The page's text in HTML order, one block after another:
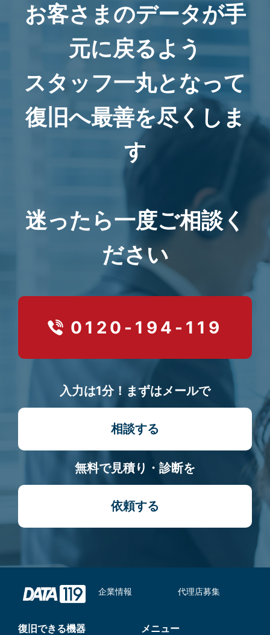
お客さまのデータが手
元に戻るよう
スタッフ一丸となって
復旧へ最善を尽くしま
す
迷ったら一度ご相談く
ださい
0120-194-119
入力は1分！まずはメールで
相談する
無料で見積り・診断を
依頼する
企業情報 代理店募集
復旧できる機器 メニュー